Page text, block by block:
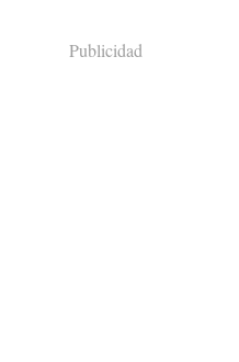
Publicidad